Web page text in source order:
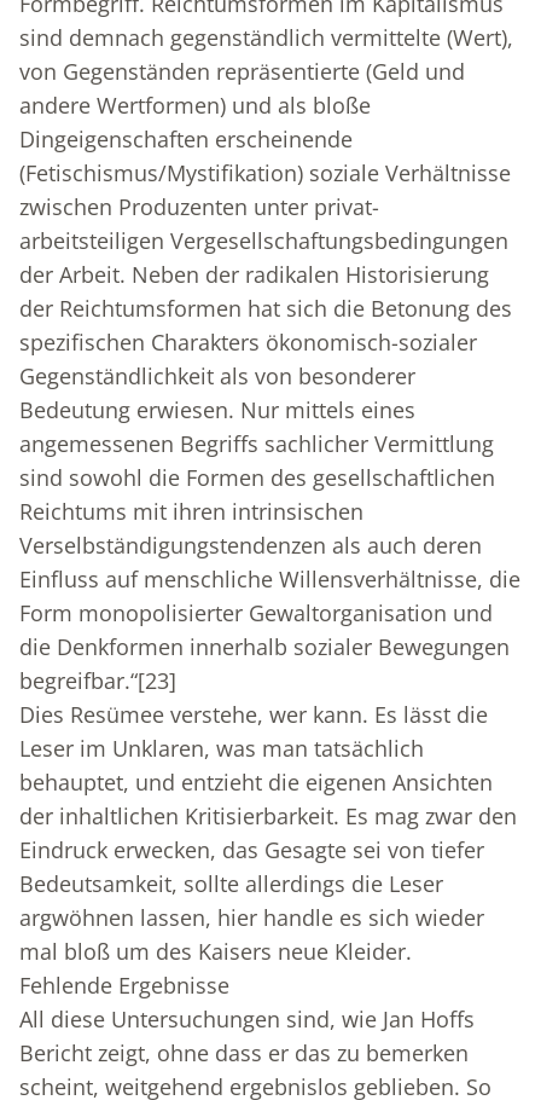
sind demnach gegenständlich vermittelte (Wert),
von Gegenständen repräsentierte (Geld und
andere Wertformen) und als bloße
Dingeigenschaften erscheinende
(Fetischismus/Mystifikation) soziale Verhältnisse
zwischen Produzenten unter privat-
arbeitsteiligen Vergesellschaftungsbedingungen
der Arbeit. Neben der radikalen Historisierung
der Reichtumsformen hat sich die Betonung des
spezifischen Charakters ökonomisch-sozialer
Gegenständlichkeit als von besonderer
Bedeutung erwiesen. Nur mittels eines
angemessenen Begriffs sachlicher Vermittlung
sind sowohl die Formen des gesellschaftlichen
Reichtums mit ihren intrinsischen
Verselbständigungstendenzen als auch deren
Einfluss auf menschliche Willensverhältnisse, die
Form monopolisierter Gewaltorganisation und
die Denkformen innerhalb sozialer Bewegungen
begreifbar.“[23]
Dies Resümee verstehe, wer kann. Es lässt die
Leser im Unklaren, was man tatsächlich
behauptet, und entzieht die eigenen Ansichten
der inhaltlichen Kritisierbarkeit. Es mag zwar den
Eindruck erwecken, das Gesagte sei von tiefer
Bedeutsamkeit, sollte allerdings die Leser
argwöhnen lassen, hier handle es sich wieder
mal bloß um des Kaisers neue Kleider.
Fehlende Ergebnisse
All diese Untersuchungen sind, wie Jan Hoffs
Bericht zeigt, ohne dass er das zu bemerken
scheint, weitgehend ergebnislos geblieben. So